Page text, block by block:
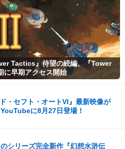
Tactics』待望の続編、『Tower
に早期アクセス開始
ド・セフト・オートVI』最新映像が
に8月27日登場！
シリーズ完全新作『幻想水滸伝